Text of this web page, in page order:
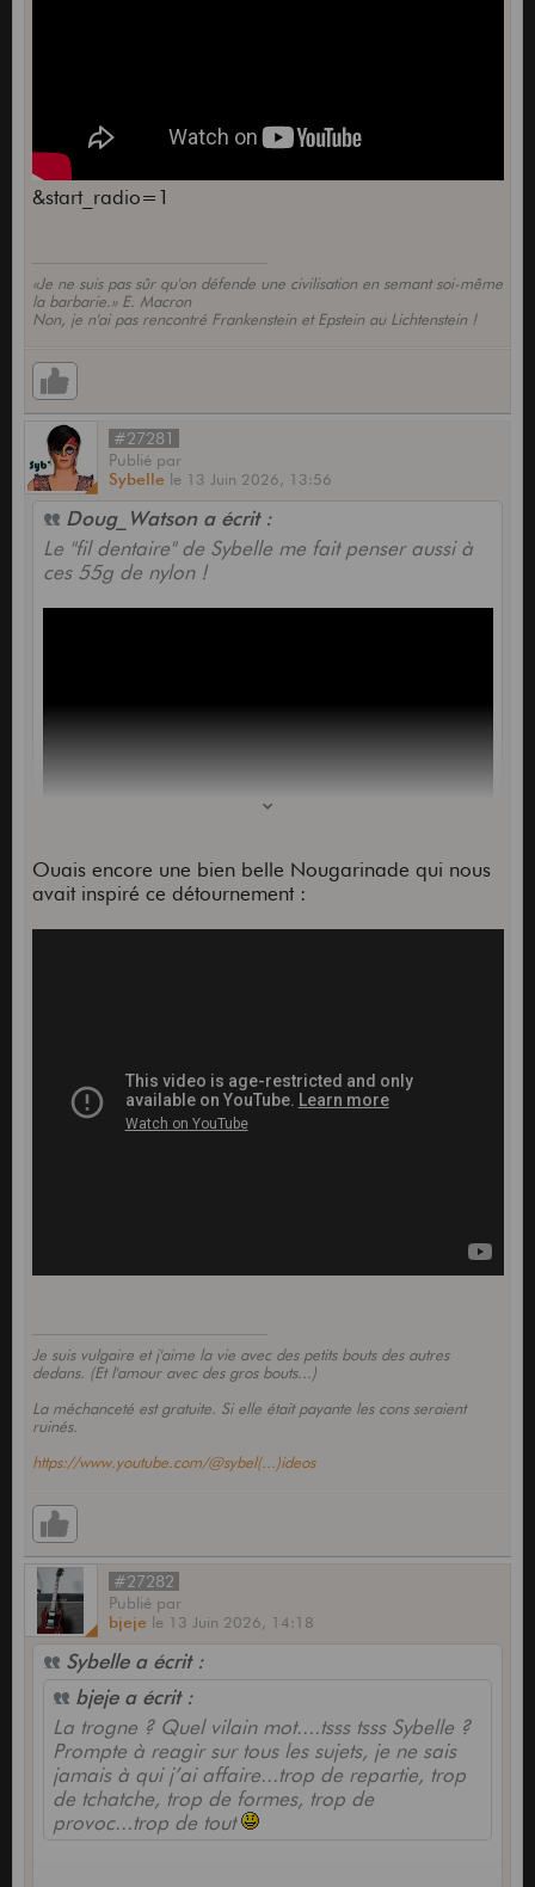
&start_radio=1
«Je ne suis pas sûr qu'on défende une civilisation en semant soi-même
la barbarie.» E. Macron
Non, je n'ai pas rencontré Frankenstein et Epstein au Lichtenstein !
#27281
Publié par
Sybelle le 13 Juin 2026, 13:56
Doug_Watson a écrit :
Le "fil dentaire" de Sybelle me fait penser aussi à
ces 55g de nylon !
Ouais encore une bien belle Nougarinade qui nous
avait inspiré ce détournement :
Je suis vulgaire et j'aime la vie avec des petits bouts des autres
dedans. (Et l'amour avec des gros bouts...)
La méchanceté est gratuite. Si elle était payante les cons seraient
ruinés.
https://www.youtube.com/@sybel(...)ideos
#27282
Publié par
bjeje le 13 Juin 2026, 14:18
Sybelle a écrit :
bjeje a écrit :
La trogne ? Quel vilain mot....tsss tsss Sybelle ?
Prompte à reagir sur tous les sujets, je ne sais
jamais à qui j’ai affaire...trop de repartie, trop
de tchatche, trop de formes, trop de
provoc...trop de tout